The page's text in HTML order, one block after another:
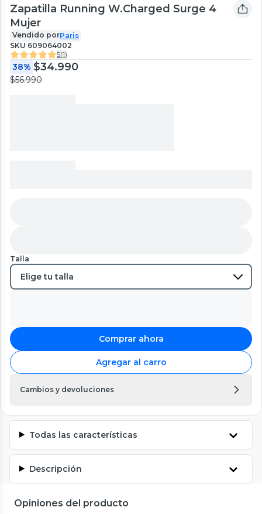
Zapatilla Running W.Charged Surge 4
Mujer
Vendido porParis
SKU 609064002
5(1)
38% $34.990
$56.990
Talla
Comprar ahora
Agregar al carro
Cambios y devoluciones
Todas las características
Descripción
Opiniones del producto